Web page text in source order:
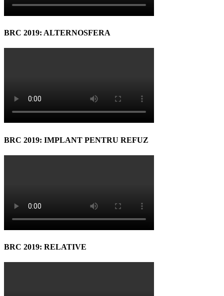
BRC 2019: ALTERNOSFERA
BRC 2019: IMPLANT PENTRU REFUZ
BRC 2019: RELATIVE